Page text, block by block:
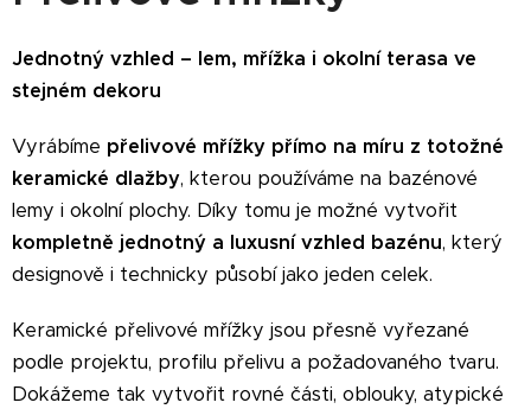
Jednotný vzhled – lem, mřížka i okolní terasa ve
stejném dekoru
Vyrábíme přelivové mřížky přímo na míru z totožné
keramické dlažby, kterou používáme na bazénové
lemy i okolní plochy. Díky tomu je možné vytvořit
kompletně jednotný a luxusní vzhled bazénu, který
designově i technicky působí jako jeden celek.
Keramické přelivové mřížky jsou přesně vyřezané
podle projektu, profilu přelivu a požadovaného tvaru.
Dokážeme tak vytvořit rovné části, oblouky, atypické